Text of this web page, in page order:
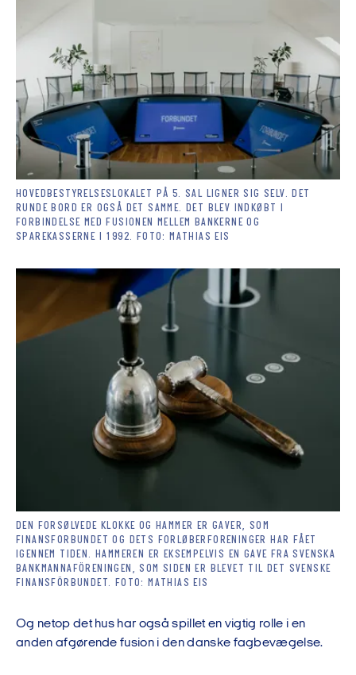
HOVEDBESTYRELSESLOKALET PÅ 5. SAL LIGNER SIG SELV. DET
RUNDE BORD ER OGSÅ DET SAMME. DET BLEV INDKØBT I
FORBINDELSE MED FUSIONEN MELLEM BANKERNE OG
SPAREKASSERNE I 1992. FOTO: MATHIAS EIS
DEN FORSØLVEDE KLOKKE OG HAMMER ER GAVER, SOM
FINANSFORBUNDET OG DETS FORLØBERFORENINGER HAR FÅET
IGENNEM TIDEN. HAMMEREN ER EKSEMPELVIS EN GAVE FRA SVENSKA
BANKMANNAFÖRENINGEN, SOM SIDEN ER BLEVET TIL DET SVENSKE
FINANSFÖRBUNDET. FOTO: MATHIAS EIS
Og netop det hus har også spillet en vigtig rolle i en
anden afgørende fusion i den danske fagbevægelse.